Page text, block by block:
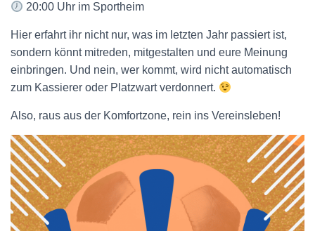
20:00 Uhr im Sportheim
Hier erfahrt ihr nicht nur, was im letzten Jahr passiert ist,
sondern könnt mitreden, mitgestalten und eure Meinung
einbringen. Und nein, wer kommt, wird nicht automatisch
zum Kassierer oder Platzwart verdonnert.
Also, raus aus der Komfortzone, rein ins Vereinsleben!